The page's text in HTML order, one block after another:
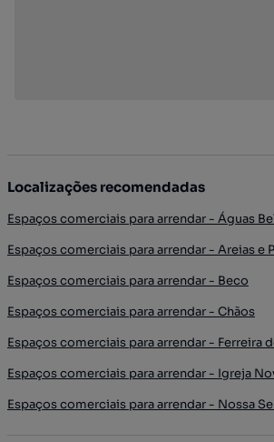
Localizações recomendadas
Espaços comerciais para arrendar - Águas
Espaços comerciais para arrendar - Areias e
Espaços comerciais para arrendar - Beco
Espaços comerciais para arrendar - Chãos
Espaços comerciais para arrendar - Ferreira
Espaços comerciais para arrendar - Igreja
Espaços comerciais para arrendar - Nossa